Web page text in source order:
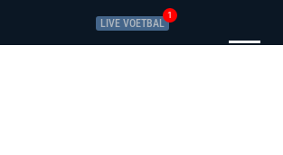
LIVE VOETBAL
1